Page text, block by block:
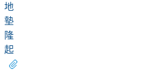
地
墊
隆
起